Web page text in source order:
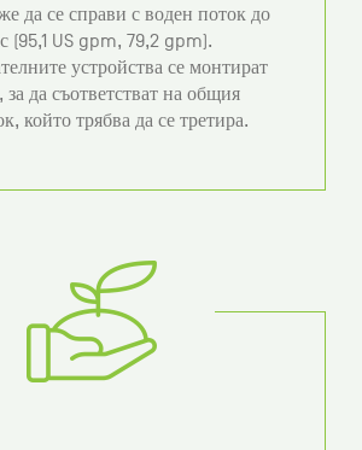
да се справи с воден поток до
(95,1 US gpm, 79,2 gpm).
устройства се монтират
за да съответстват на общия
който трябва да се третира.